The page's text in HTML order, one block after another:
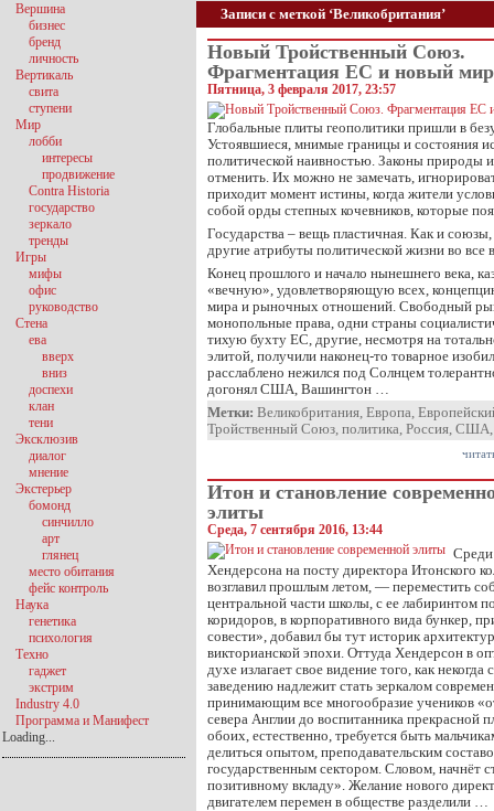
Записи с меткой ‘Великобритания’
Новый Тройственный Союз.
Фрагментация ЕС и новый
Пятница, 3 февраля 2017, 23:57
Глобальные плиты геополитики пришли в
Устоявшиеся, мнимые границы и состояния
политической наивностью. Законы природы
отменить. Их можно не замечать,
приходит момент истины, когда жители
собой орды степных кочевников, которые
Государства – вещь пластичная. Как и
другие атрибуты политической жизни во все
Конец прошлого и начало нынешнего века,
«вечную», удовлетворяющую всех,
мира и рыночных отношений. Свободный
монопольные права, одни страны
тихую бухту ЕС, другие, несмотря на
элитой, получили наконец-то товарное
расслаблено нежился под Солнцем
догонял США, Вашингтон …
Метки: Великобритания, Европа,
Тройственный Союз, политика, Россия, США
Итон и становление
элиты
Среда, 7 сентября 2016, 13:44
Хендерсона на посту директора Итонского
возглавил прошлым летом, — переместить
центральной части школы, с ее лабиринтом
коридоров, в корпоративного вида бункер,
совести», добавил бы тут историк
викторианской эпохи. Оттуда Хендерсон в
духе излагает свое видение того, как
заведению надлежит стать зеркалом
принимающим все многообразие учеников
севера Англии до воспитанника прекрасной
обоих, естественно, требуется быть
делиться опытом, преподавательским
государственным сектором. Словом, начнёт
позитивному вкладу». Желание нового
двигателем перемен в обществе разделили …
Вершина
бизнес
бренд
личность
Вертикаль
свита
ступени
Мир
лобби
интересы
продвижение
Contra Historia
государство
зеркало
тренды
Игры
мифы
офис
руководство
Стена
ева
вверх
вниз
доспехи
клан
тени
Эксклюзив
диалог
мнение
Экстерьер
бомонд
синчилло
арт
глянец
место обитания
фейс контроль
Наука
генетика
психология
Техно
гаджет
экстрим
Industry 4.0
Программа и Манифест
Loading...